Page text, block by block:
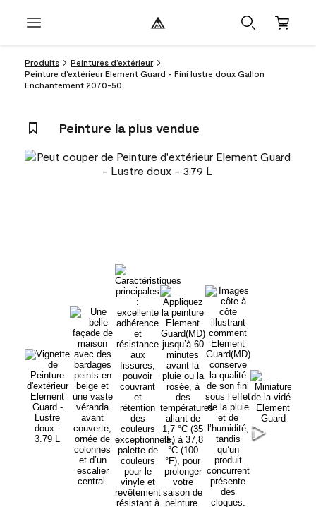
Produits
Peintures d’extérieur
Peinture d’extérieur Element Guard - Fini lustre doux Gallon
Enchantement 2070-50
Peinture la plus vendue